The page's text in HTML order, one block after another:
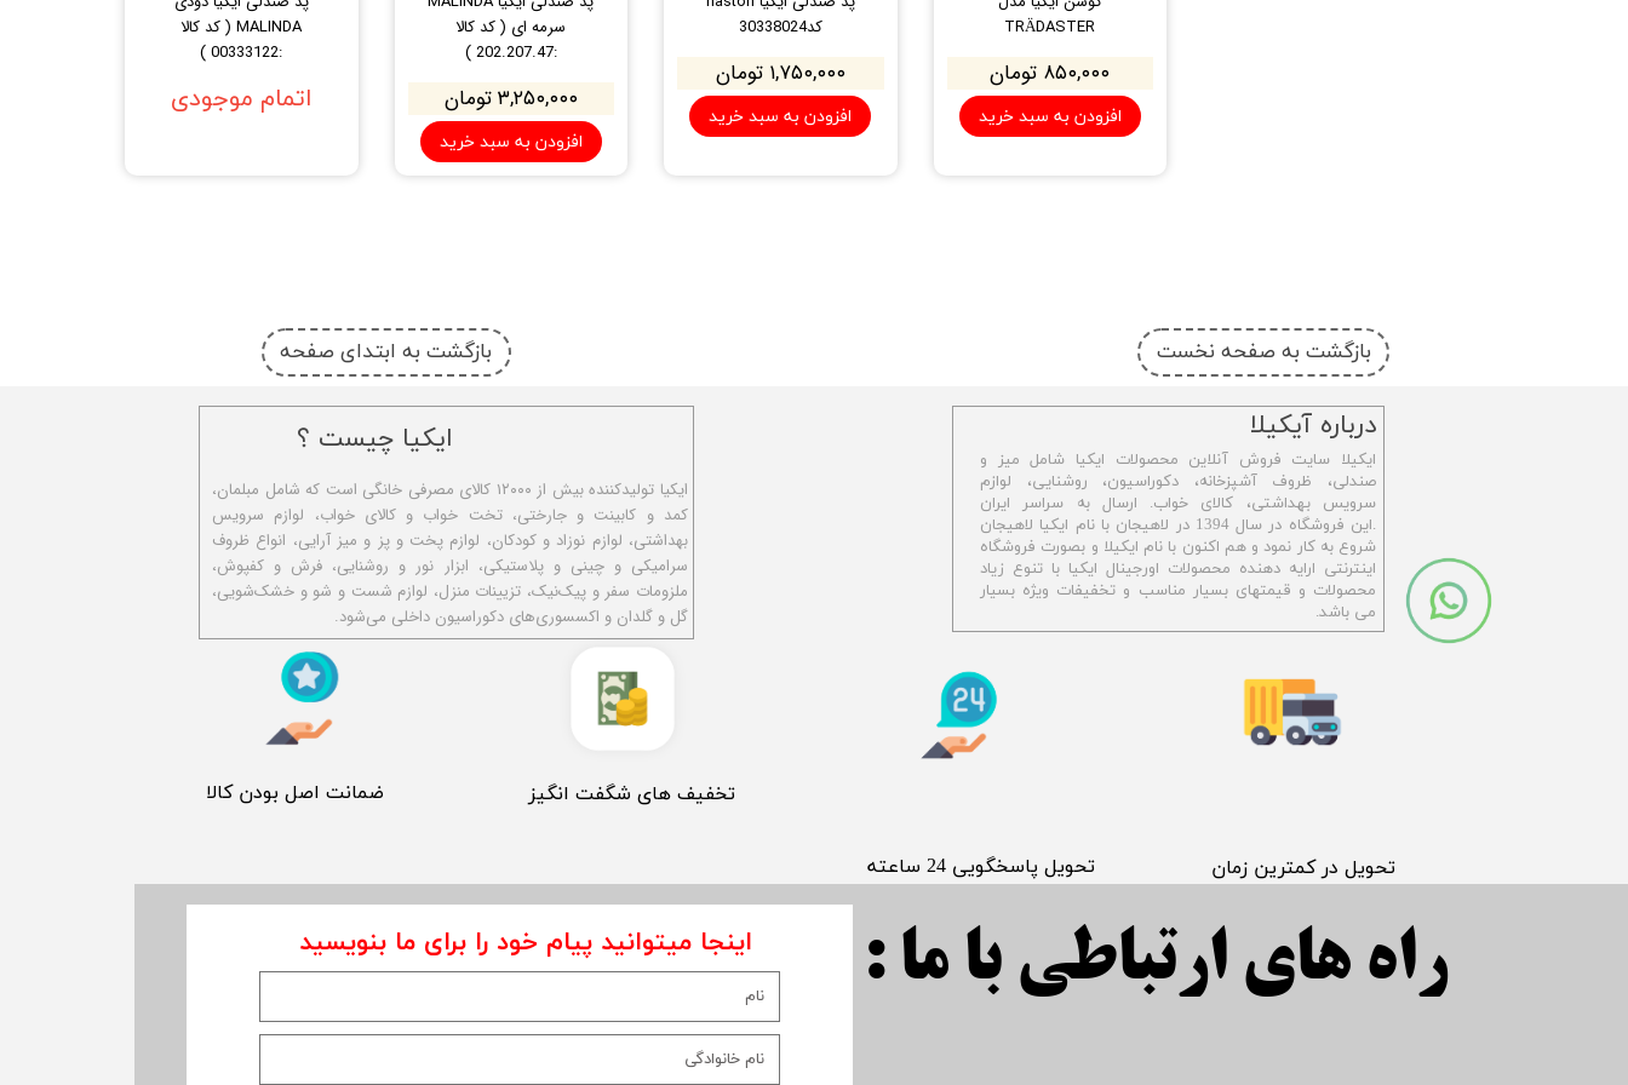
TRÄDASTER
۸۵۰,۰۰۰ تومان
افزودن به سبد خرید
کد30338024
۱,۷۵۰,۰۰۰ تومان
افزودن به سبد خرید
سرمه ای ( کد کالا
:202.207.47 )
۳,۲۵۰,۰۰۰ تومان
افزودن به سبد خرید
MALINDA ( کد کالا
:00333122 )
اتمام موجودی
بازگشت به ابتدای صفحه بازگشت به صفحه نخست
​درباره آیکیلا
ایکیلا سایت فروش آنلاین محصولات ایکیا شامل میز و
صندلی، ظروف آشپزخانه، دکوراسیون، روشنایی، لوازم
سرویس بهداشتی، کالای خواب. ارسال به سراسر ایران
.این فروشگاه در سال 1394 در لاهیجان با نام ایکیا لاهیجان
شروع به کار نمود و هم اکنون با نام ایکیلا و بصورت فروشگاه
اینترنتی ارایه دهنده محصولات اورجینال ایکیا با تنوع زیاد
محصولات و قیمتهای بسیار مناسب و تخفیفات ویژه بسیار
می باشد.
اینجا میتوانید پیام خود را برای ما بنویسید راه های ارتباطی با ما :
ایکیا چیست ؟
ا​یکیا تولیدکننده بیش از ۱۲۰۰۰ کالای مصرفی خانگی است که شامل مبلمان،
کمد و کابینت و جارختی، تخت خواب و کالای خواب، لوازم سرویس
بهداشتی، لوازم نوزاد و کودکان، لوازم پخت و پز و میز آرایی، انواع ظروف
سرامیکی و چینی و پلاستیکی، ابزار نور و روشنایی، فرش و کفپوش،
ملزومات سفر و پیک‌نیک، تزیینات منزل، لوازم شست و شو و خشک‌شویی،
گل و گلدان و اکسسوری‌های دکوراسیون داخلی می‌شود.
​تحویل در کمترین زمان ​تحویل پاسخگویی 24 ساعته
​تخفیف های شگفت انگیز ​ ضمانت اصل بودن کالا